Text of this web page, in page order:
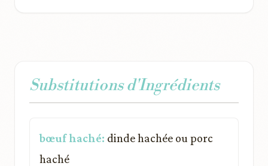
Substitutions d'Ingrédients
bœuf haché: dinde hachée ou porc
haché